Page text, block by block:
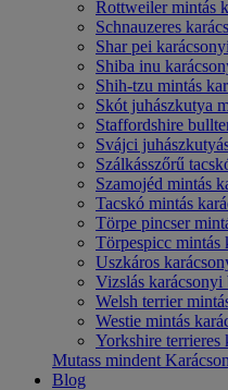
Rottweiler mintás
Schnauzeres
Shar pei
Shiba inu
Shih-tzu mintás
Skót juhászkutya
Staffordshire
Svájci
Szálkásszőrű
Szamojéd mintás
Tacskó mintás
Törpe pincser
Törpespicc mintás
Uszkáros
Vizslás karácsonyi
Welsh terrier
Westie mintás
Yorkshire terrieres
Mutass mindent
Blog